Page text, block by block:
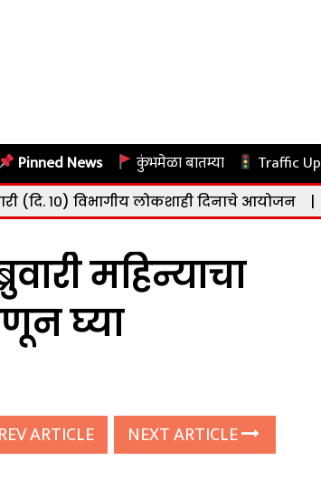
Pinned News कुंभमेळा बातम्या Traffic
लोकशाही दिनाचे आयोजन | नाशिक:
महिन्याचा
घ्या
ARTICLE NEXT ARTICLE